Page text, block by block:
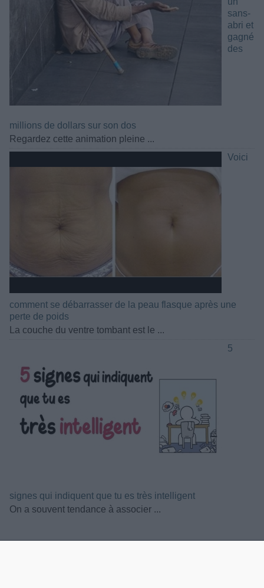
sans-
abri et
gagné
des
millions de dollars sur son dos
Regardez cette animation pleine ...
Voici
comment se débarrasser de la peau flasque après une
perte de poids
La couche du ventre tombant est le ...
5
signes qui indiquent que tu es très intelligent
On a souvent tendance à associer ...